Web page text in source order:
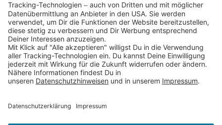
Folge uns auf
* Versandkostenfrei ab 9,00 € Bestellwert innerhalb
Deutschlands
** Lieferzeit 1-3 Werktage innerhalb Deutschlands
Thienemann-Esslinger Verlag GmbH, Blumenstraße 36, D-70182